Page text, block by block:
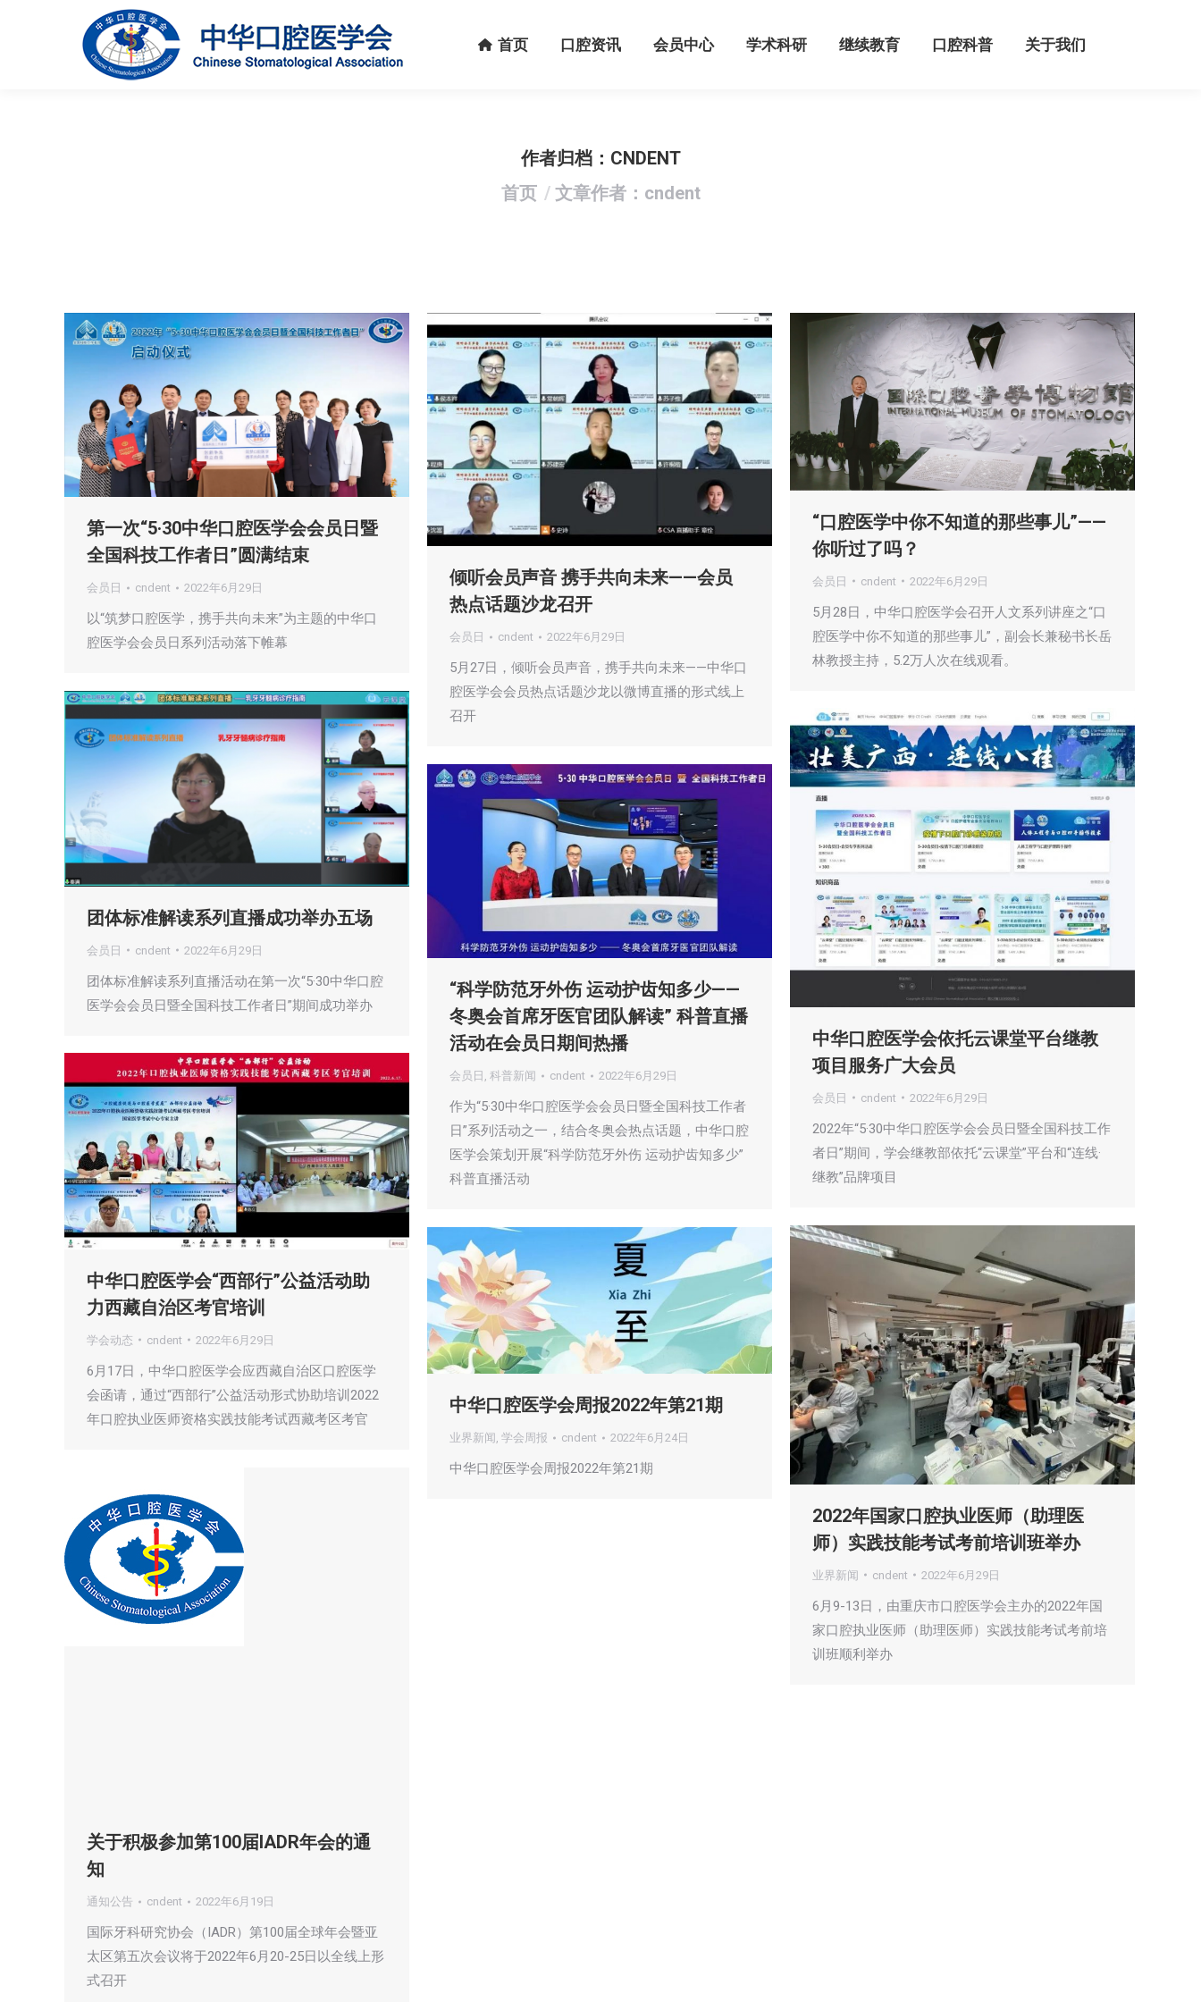
首页 口腔资讯 会员中心 学术科研 继续教育 口腔科普 关于我们
作者归档： CNDENT
您在这里：
首页 文章作者：cndent
第一次“5·30中华口腔医学会会员日暨
全国科技工作者日”圆满结束
会员日 cndent 2022年6月29日
以“筑梦口腔医学，携手共向未来”为主题的中华口
腔医学会会员日系列活动落下帷幕
倾听会员声音 携手共向未来——会员
热点话题沙龙召开
会员日 cndent 2022年6月29日
5月27日，倾听会员声音，携手共向未来——中华口
腔医学会会员热点话题沙龙以微博直播的形式线上
召开
“口腔医学中你不知道的那些事儿”——
你听过了吗？
会员日 cndent 2022年6月29日
5月28日，中华口腔医学会召开人文系列讲座之“口
腔医学中你不知道的那些事儿”，副会长兼秘书长岳
林教授主持，5.2万人次在线观看。
团体标准解读系列直播成功举办五场
会员日 cndent 2022年6月29日
团体标准解读系列直播活动在第一次“5·30中华口腔
医学会会员日暨全国科技工作者日”期间成功举办
中华口腔医学会依托云课堂平台继教
项目服务广大会员
会员日 cndent 2022年6月29日
2022年“5·30中华口腔医学会会员日暨全国科技工作
者日”期间，学会继教部依托“云课堂”平台和“连线·
继教”品牌项目
“科学防范牙外伤 运动护齿知多少——
冬奥会首席牙医官团队解读” 科普直播
活动在会员日期间热播
会员日 , 科普新闻 cndent 2022年6月29日
作为“5·30中华口腔医学会会员日暨全国科技工作者
日”系列活动之一，结合冬奥会热点话题，中华口腔
医学会策划开展“科学防范牙外伤 运动护齿知多少”
科普直播活动
中华口腔医学会“西部行”公益活动助
力西藏自治区考官培训
学会动态 cndent 2022年6月29日
6月17日，中华口腔医学会应西藏自治区口腔医学
会函请，通过“西部行”公益活动形式协助培训2022
年口腔执业医师资格实践技能考试西藏考区考官
2022年国家口腔执业医师（助理医
师）实践技能考试考前培训班举办
业界新闻 cndent 2022年6月29日
6月9-13日，由重庆市口腔医学会主办的2022年国
家口腔执业医师（助理医师）实践技能考试考前培
训班顺利举办
中华口腔医学会周报2022年第21期
业界新闻 , 学会周报 cndent 2022年6月24日
中华口腔医学会周报2022年第21期
关于积极参加第100届IADR年会的通
知
通知公告 cndent 2022年6月19日
国际牙科研究协会（IADR）第100届全球年会暨亚
太区第五次会议将于2022年6月20-25日以全线上形
式召开